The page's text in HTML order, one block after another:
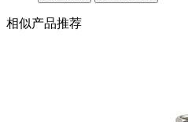
相似产品推荐